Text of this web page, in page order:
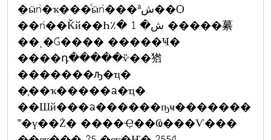
�ӹǹ�ҡ���ͨӹǹ���ªش��Ѻ
��ǹ��Ǩй��Һ٪� 1 �ش �����繤
��ͺ�Ǵ���� �����Ҹ�
����դ�����ѷ��㹾
�������ԡ�ҵ�
�֧��ҡ�����ᨡ�ҵ�
��Шй���ᨡ������ҧҹ�������
˭�ү��Ż� ����Ҿ��Ҩ���Ѵ���